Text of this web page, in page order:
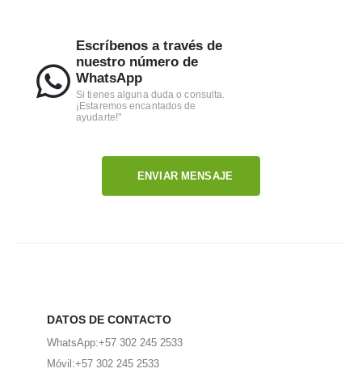
personalizados o una botella de vino. El objetivo es que
tu detalle sea tan único como la persona que lo recibe.
Escríbenos a través de
nuestro número de
WhatsApp
Si tienes alguna duda o consulta.
¡Estaremos encantados de
ayudarte!"
ENVIAR MENSAJE
DATOS DE CONTACTO
WhatsApp:+57 302 245 2533
Móvil:+57 302 245 2533